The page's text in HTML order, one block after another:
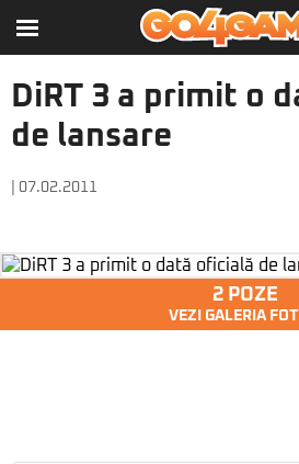
DiRT 3 a primit o
de lansare
| 07.02.2011
2 POZE
VEZI GALERIA